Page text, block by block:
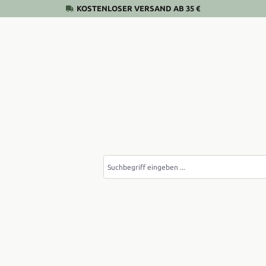
KOSTENLOSER VERSAND AB 35 €